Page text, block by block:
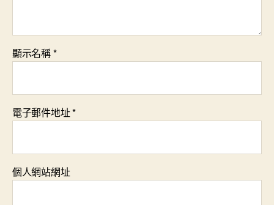
顯示名稱*
電子郵件地址*
個人網站網址